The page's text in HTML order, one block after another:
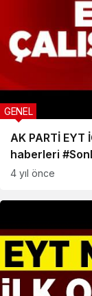
AK PARTİ EYT
haberleri
GENEL
4 yıl önce